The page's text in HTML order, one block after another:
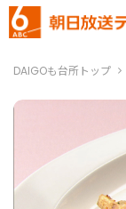
DAIGOも台所トップ